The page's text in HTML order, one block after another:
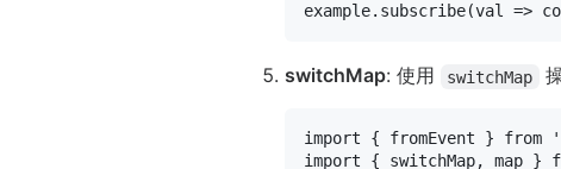
example. subscribe(val =>
switchMap: 使用 switchMap
import { fromEvent } from
import { switchMap, map }